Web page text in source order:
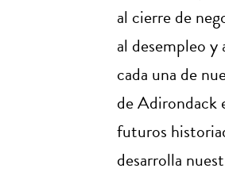
al cierre de
al desempleo
cada una de
de Adirondack
futuros
desarrolla